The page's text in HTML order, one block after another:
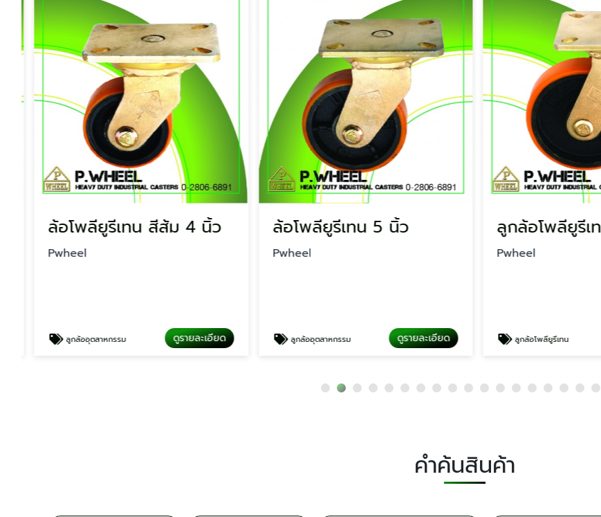
ล้อโพลียูรีเทน สีส้ม 4 นิ้ว
Pwheel
ลูกล้ออุตสาหกรรม ดูรายละเอียด
ล้อโพลียูรีเทน 5 นิ้ว
Pwheel
ลูกล้ออุตสาหกรรม ดูรายละเอียด
ลูกล้อโพลียูรีเ
Pwheel
ลูกล้อโพลียูรีเทน
คำค้นสินค้า